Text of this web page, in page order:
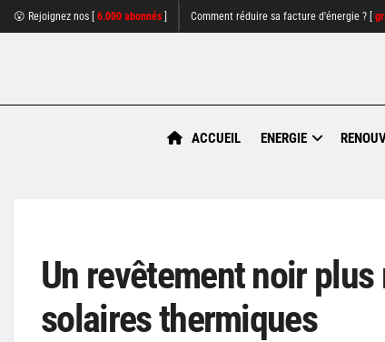
😮 Rejoignez nos [ 6.000 abonnés Comment réduire sa facture d'énergie ? [
ACCUEIL ENERGIE
Un revêtement noir
solaires thermiques